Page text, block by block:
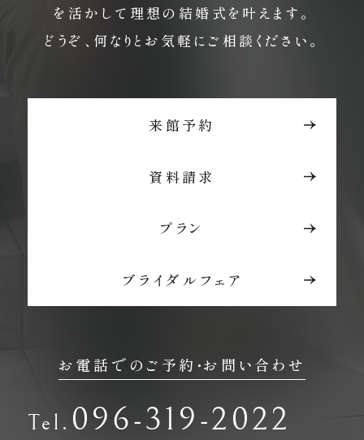
を活かして理想の結婚式を叶えます。
どうぞ、何なりとお気軽にご相談ください。
来館予約
資料請求
プラン
ブライダルフェア
お電話でのご予約・お問い合わせ
096-319-2022